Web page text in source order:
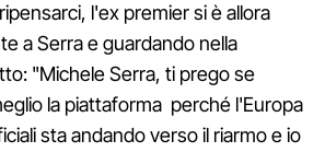
l'ex premier si è allora
a Serra e guardando nella
"Michele Serra, ti prego se
la piattaforma perché l'Europa
sta andando verso il riarmo e io